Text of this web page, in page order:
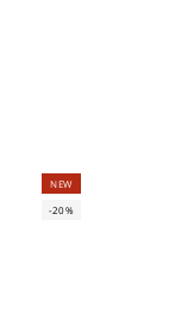
NEW
-20%